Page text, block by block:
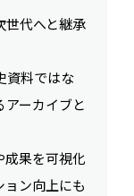
世代へと継承
資料ではな
アーカイブと
成果を可視化
ン向上にも